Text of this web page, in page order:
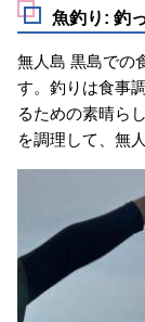
魚釣り: 釣
無人島 黒島での
す。釣りは食事
るための素晴ら
を調理して、無